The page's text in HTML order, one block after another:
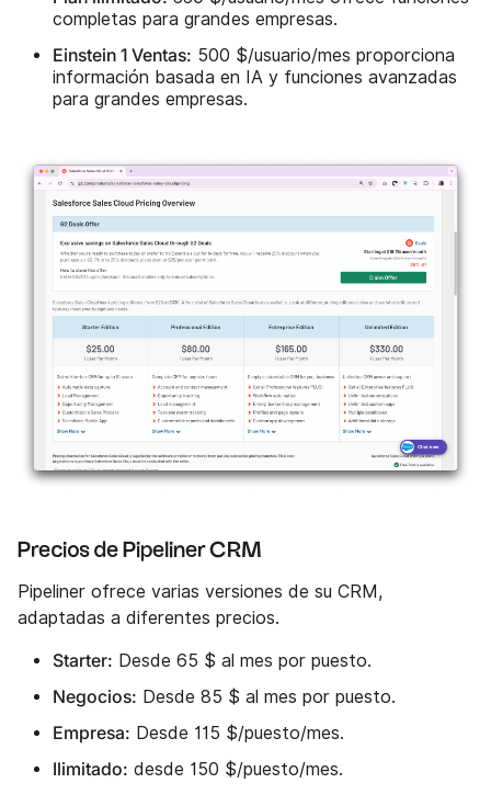
completas para grandes empresas.
Einstein 1 Ventas: 500 $/usuario/mes proporciona
información basada en IA y funciones avanzadas
para grandes empresas.
Precios de Pipeliner CRM
Pipeliner ofrece varias versiones de su CRM,
adaptadas a diferentes precios.
Starter: Desde 65 $ al mes por puesto.
Negocios: Desde 85 $ al mes por puesto.
Empresa: Desde 115 $/puesto/mes.
Ilimitado: desde 150 $/puesto/mes.